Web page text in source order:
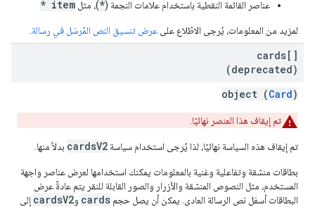
عناصر القائمة النقطية باستخدام علامات النجمة (*)، مثل * item
لمزيد من المعلومات، يُرجى الاطّلاع على عرض تنسيق النص المُرسَل في رسالة
cards[]
(deprecated)
object (Card)
تم إيقاف هذا العنصر نهائيًا.
تم إيقاف هذه السياسة نهائيًا، لذا يُرجى استخدام سياسة cardsV2 بدلاً منها.
بطاقات منسّقة وتفاعلية وغنية بالمعلومات يمكنك استخدامها لعرض عناصر واجهة
المستخدم، مثل النصوص المنسّقة والأزرار والصور القابلة للنقر يتم عادةً عرض
البطاقات أسفل نص الرسالة العادي. يمكن أن يصل حجم cards وcardsV2 إلى